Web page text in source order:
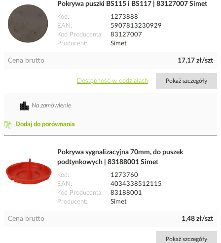
Pokrywa puszki BS115 i BS117 | 83127007 Simet
Kod
1273888
EAN
5907813230929
Kod Producenta
83127007
Producent
Simet
Cena brutto 17,17 zł/szt
Dostępność w oddziałach Pokaż szczegóły
Dodaj do porównania
Na zamówienie
Pokrywa sygnalizacyjna 70mm, do puszek
podtynkowych | 83188001 Simet
Kod
1273760
EAN
4034338512115
Kod Producenta
83188001
Producent
Simet
Cena brutto 1,48 zł/szt
Pokaż szczegóły